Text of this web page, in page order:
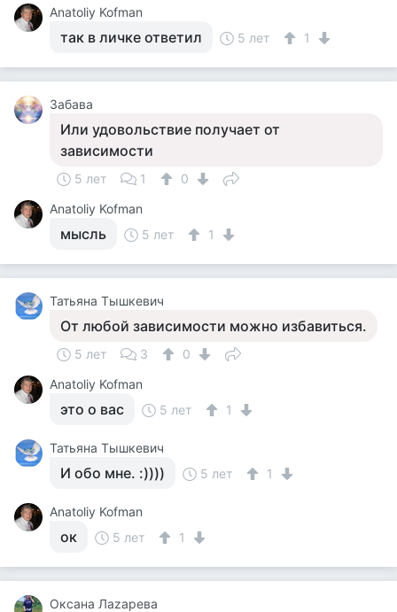
Anatoliy Kofman
так в личке ответил 5 лет 1
Забава
Или удовольствие получает от
зависимости
5 лет 1
0
Anatoliy Kofman
мысль 5 лет 1
Татьяна Тышкевич
От любой зависимости можно избавиться.
5 лет 3
0
Anatoliy Kofman
это о вас 5 лет 1
Татьяна Тышкевич
И обо мне. :)))) 5 лет 1
Anatoliy Kofman
ок 5 лет 1
Оксана Лаzaрева